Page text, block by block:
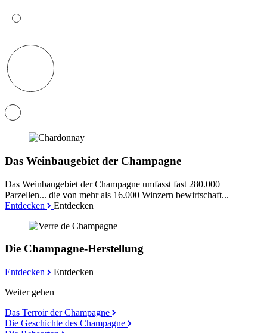
Das Weinbaugebiet der Champagne
Das Weinbaugebiet der Champagne umfasst fast 280.000
Parzellen... die von mehr als 16.000 Winzern bewirtschaft...
Entdecken
Entdecken
Die Champagne-Herstellung
Entdecken
Entdecken
Weiter gehen
Das Terroir der Champagne
Die Geschichte des Champagne